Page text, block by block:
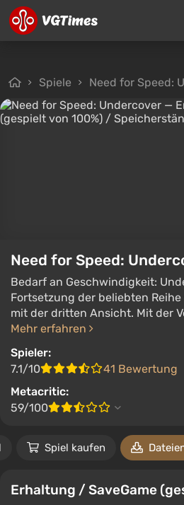
Spiele Need for Speed:
Need for Speed:
Bedarf an Geschwindigkeit:
Fortsetzung der beliebten
mit der dritten Ansicht. Mit der
Mehr erfahren
Spieler:
7.1/10
41 Bewertung
Metacritic:
59/100
Spiel kaufen
Erhaltung / SaveGame